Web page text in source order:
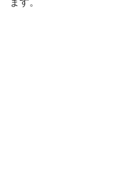
ます。